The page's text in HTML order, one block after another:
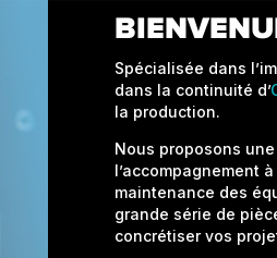
Spécialisée dans
dans la continuité d’
la production.
Nous proposons
l’accompagnement
maintenance des
grande série de
concrétiser vos